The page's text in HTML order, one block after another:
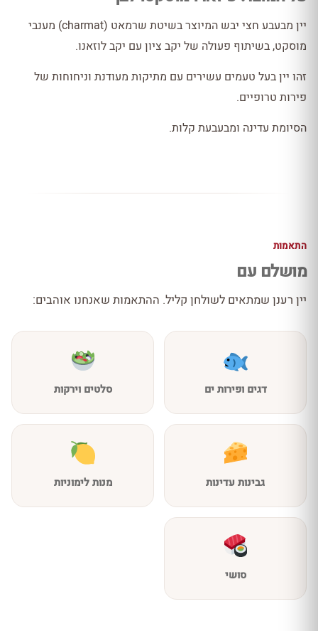
יין מבעבע חצי יבש המיוצר בשיטת שרמאט (charmat) מענבי
מוסקט, בשיתוף פעולה של יקב ציון עם יקב לוזאנו.
זהו יין בעל טעמים עשירים עם מתיקות מעודנת וניחוחות של
פירות טרופיים.
הסיומת עדינה ומבעבעת קלות.
התאמות
מושלם עם
יין רענן שמתאים לשולחן קליל. ההתאמות שאנחנו אוהבים:
דגים ופירות ים סלטים וירקות
גבינות עדינות מנות לימוניות
סושי